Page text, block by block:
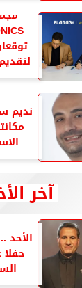
نديم
آخر
الأحد